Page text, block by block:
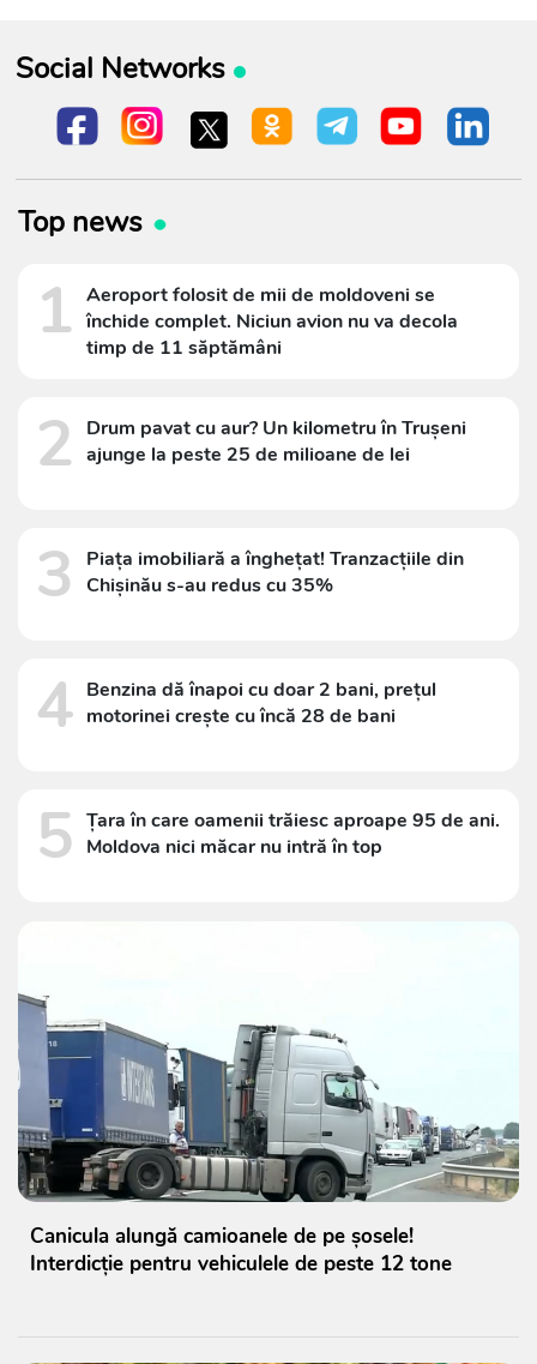
Social Networks
Top news
1 Aeroport folosit de mii de moldoveni se
închide complet. Niciun avion nu va decola
timp de 11 săptămâni
2
Drum pavat cu aur? Un kilometru în Trușeni
ajunge la peste 25 de milioane de lei
3
Piața imobiliară a înghețat! Tranzacțiile din
Chișinău s-au redus cu 35%
4 Benzina dă înapoi cu doar 2 bani, prețul
motorinei crește cu încă 28 de bani
5 Țara în care oamenii trăiesc aproape 95 de ani.
Moldova nici măcar nu intră în top
Canicula alungă camioanele de pe șosele!
Interdicție pentru vehiculele de peste 12 tone